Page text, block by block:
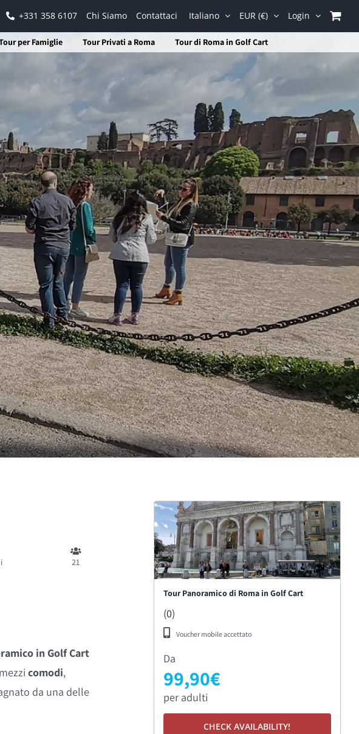
+331 358 6107 Chi Siamo Contattaci Italiano EUR (€) Login
per Famiglie Tour Privati a Roma Tour di Roma in Golf Cart
21
in Golf Cart
comodi,
da una delle
Tour Panoramico di Roma in Golf Cart
(0)
Voucher mobile accettato
Da
99,90€
per adulti
CHECK AVAILABILITY!